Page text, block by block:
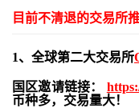
目前不清退的交易所推
1、全球第二大交易所
国区邀请链接：
币种多，交易量大！